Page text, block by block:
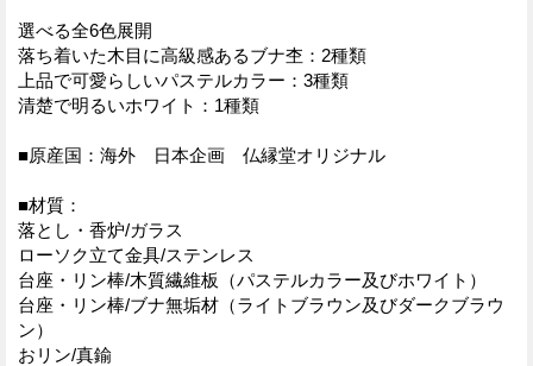
選べる全6色展開
落ち着いた木目に高級感あるブナ杢：2種類
上品で可愛らしいパステルカラー：3種類
清楚で明るいホワイト：1種類
■原産国：海外 日本企画 仏縁堂オリジナル
■材質：
落とし・香炉/ガラス
ローソク立て金具/ステンレス
台座・リン棒/木質繊維板（パステルカラー及びホワイト）
台座・リン棒/ブナ無垢材（ライトブラウン及びダークブラウ
ン）
おリン/真鍮